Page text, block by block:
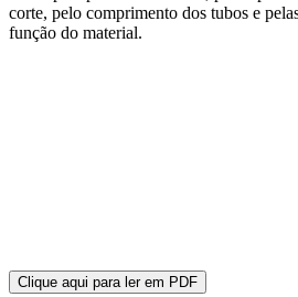
corte, pelo comprimento dos tubos e
função do material.
Clique aqui para ler em PDF